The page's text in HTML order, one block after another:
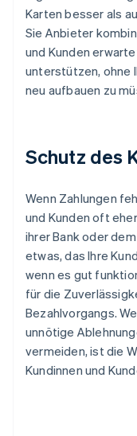
Karten besser als
Sie Anbieter
und Kunden
unterstützen, ohne
neu aufbauen zu
Schutz des
Wenn Zahlungen
und Kunden oft
ihrer Bank oder dem
etwas, das Ihre
wenn es gut
für die
Bezahlvorgangs.
unnötige
vermeiden, ist die
Kundinnen und